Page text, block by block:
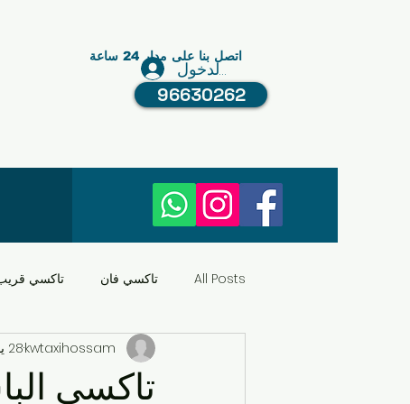
اتصل بنا على مدار 24 ساعة
96630262
تسجيل الدخول
All Posts تاكسي فان تاكسي
النقل في الكويت عبد الله مبارك
تاكسي
kwtaxihossam28 يونيو 2025